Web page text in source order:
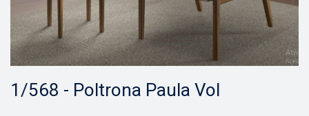
1/568 - Poltrona Paula Vol